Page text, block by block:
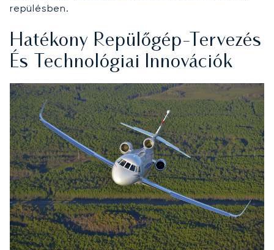
repülésben.
Hatékony Repülőgép-Tervezés
És Technológiai Innovációk